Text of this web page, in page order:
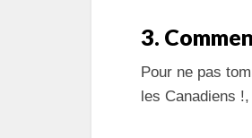
3.
Pour ne pas
les Canadiens